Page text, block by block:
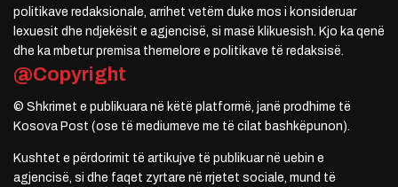
politikave redaksionale, arrihet vetëm duke mos i konsideruar
lexuesit dhe ndjekësit e agjencisë, si masë klikuesish. Kjo ka qenë
dhe ka mbetur premisa themelore e politikave të redaksisë.
@Copyright
© Shkrimet e publikuara në këtë platformë, janë prodhime të
Kosova Post (ose të mediumeve me të cilat bashkëpunon).
Kushtet e përdorimit të artikujve të publikuar në uebin e
agjencisë, si dhe faqet zyrtare në rrjetet sociale, mund të